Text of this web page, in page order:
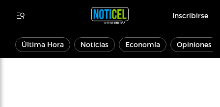
Inscribirse
Última Hora Noticias Economía Opiniones